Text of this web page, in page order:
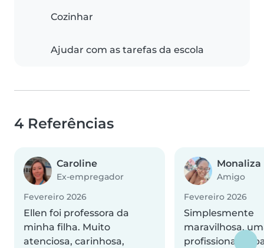
Cozinhar
Ajudar com as tarefas da escola
4 Referências
Caroline
Ex-empregador
Fevereiro 2026
Ellen foi professora da
minha filha. Muito
atenciosa, carinhosa,
Monaliza
Amigo
Fevereiro 2026
Simplesmente
maravilhosa,
profissional